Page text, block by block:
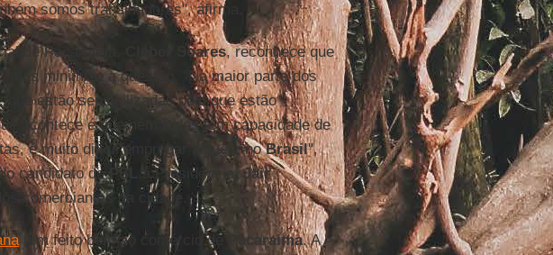
somos trabalhadores", afirma.
de Pacaraima, Cleber Soares, reconhece que
mas minimiza a questão. "Na maior parte dos
estão sensibilizadas pelo que estão
acontece é que nem todos têm capacidade de
é muito difícil empregar alguém noBrasil",
candidato doPSL à Presidência,Jair
comerciantes da cidade.
tem feito bem ao comércio de Pacaraima. A